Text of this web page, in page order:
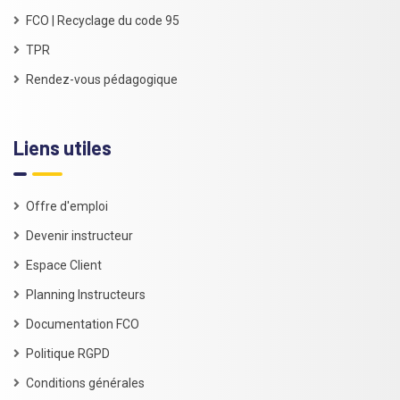
FCO | Recyclage du code 95
TPR
Rendez-vous pédagogique
Liens utiles
Offre d'emploi
Devenir instructeur
Espace Client
Planning Instructeurs
Documentation FCO
Politique RGPD
Conditions générales